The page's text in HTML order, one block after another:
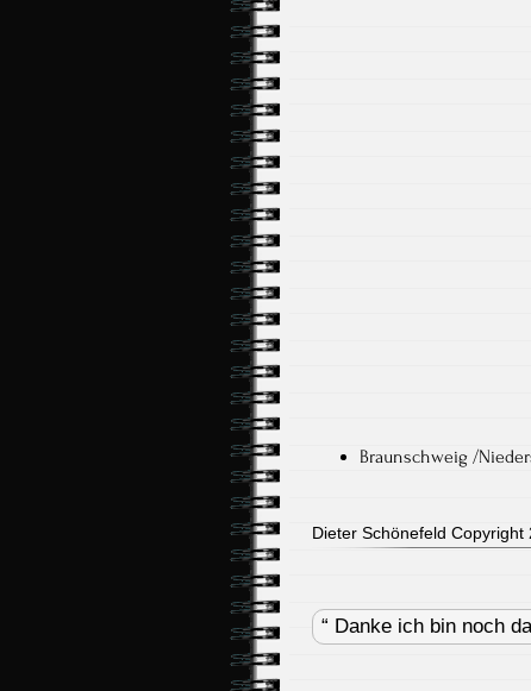
Braunschweig /
Dieter Schönefeld Copyright
navigation
“ Danke ich bin noch